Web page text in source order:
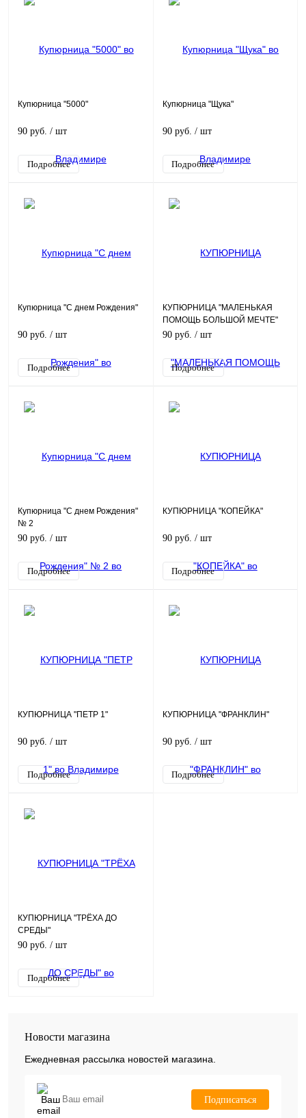
Купюрница "5000"
90 руб. / шт
Подробнее
Купюрница "Щука"
90 руб. / шт
Подробнее
Купюрница "С днем Рождения"
90 руб. / шт
Подробнее
КУПЮРНИЦА "МАЛЕНЬКАЯ
ПОМОЩЬ БОЛЬШОЙ МЕЧТЕ"
90 руб. / шт
Подробнее
Купюрница "С днем Рождения"
№ 2
90 руб. / шт
Подробнее
КУПЮРНИЦА "КОПЕЙКА"
90 руб. / шт
Подробнее
КУПЮРНИЦА "ПЕТР 1"
90 руб. / шт
Подробнее
КУПЮРНИЦА "ФРАНКЛИН"
90 руб. / шт
Подробнее
КУПЮРНИЦА "ТРЁХА ДО
СРЕДЫ"
90 руб. / шт
Подробнее
Новости магазина
Ежедневная рассылка новостей магазина.
Подписаться